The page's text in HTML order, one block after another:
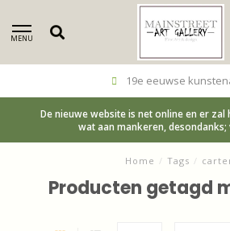
MENU
19e eeuwse
De nieuwe website is net online en er zal
wat aan mankeren, desondanks;
Home / Tags /
Producten getagd